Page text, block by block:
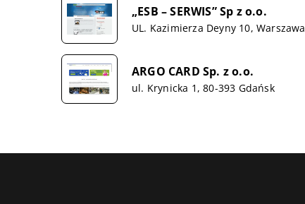
„ESB – SERWIS” Sp z o.o.
UL. Kazimierza Deyny 10, Warszawa
ARGO CARD Sp. z o.o.
ul. Krynicka 1, 80-393 Gdańsk